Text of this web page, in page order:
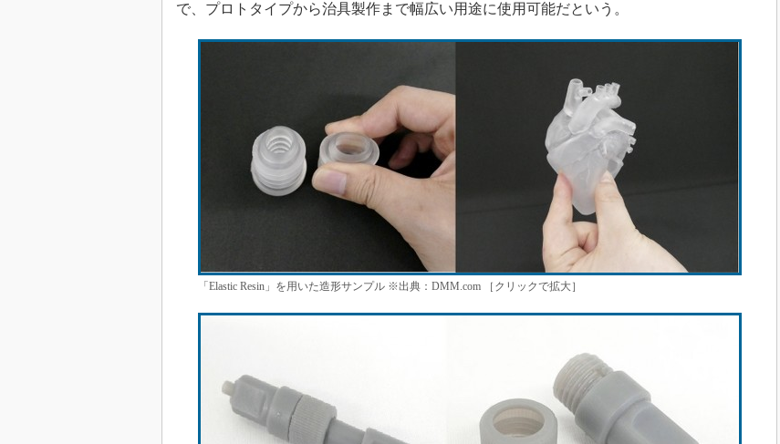
で、プロトタイプから治具製作まで幅広い用途に使用可能だという。
「Elastic Resin」を用いた造形サンプル ※出典：DMM.com ［クリックで拡大］